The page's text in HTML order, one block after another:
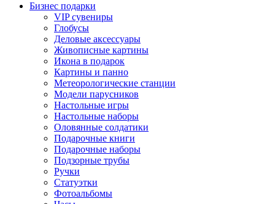
Бизнес подарки
VIP сувениры
Глобусы
Деловые аксессуары
Живописные картины
Икона в подарок
Картины и панно
Метеорологические станции
Модели парусников
Настольные игры
Настольные наборы
Оловянные солдатики
Подарочные книги
Подарочные наборы
Подзорные трубы
Ручки
Статуэтки
Фотоальбомы